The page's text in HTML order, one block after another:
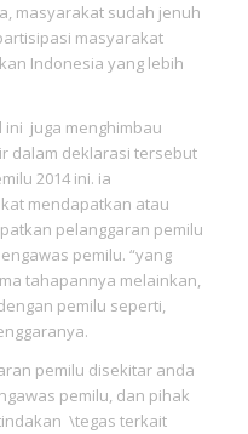
masyarakat sudah jenuh
masyarakat
Indonesia yang lebih
ini juga menghimbau
dalam deklarasi tersebut
2014 ini. ia
mendapatkan atau
pelanggaran pemilu
pemilu. “yang
tahapannya melainkan,
pemilu seperti,
pemilu disekitar anda
pemilu, dan pihak
\tegas terkait